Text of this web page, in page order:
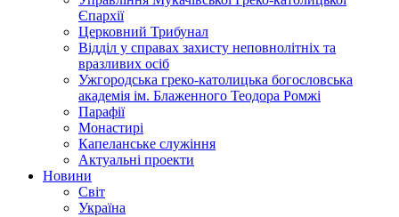
Єпархії
Церковний Трибунал
Відділ у справах захисту неповнолітніх та
вразливих осіб
Ужгородська греко-католицька богословська
академія ім. Блаженного Теодора Ромжі
Парафії
Монастирі
Капеланське служіння
Актуальні проекти
Новини
Світ
Україна